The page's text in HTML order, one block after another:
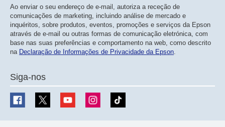
Ao enviar o seu endereço de e-mail, autoriza a receção de
comunicações de marketing, incluindo análise de mercado e
inquéritos, sobre produtos, eventos, promoções e serviços da Epson
através de e-mail ou outras formas de comunicação eletrónica, com
base nas suas preferências e comportamento na web, como descrito
na Declaração de Informações de Privacidade da Epson.
Siga-nos